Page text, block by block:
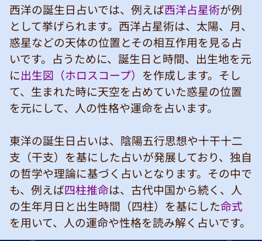
西洋の誕生日占いでは、例えば西洋占星術が例
として挙げられます。西洋占星術は、太陽、月、
惑星などの天体の位置とその相互作用を見る占
いです。占うために、誕生日と時間、出生地を元
に出生図（ホロスコープ） を作成します。そし
て、生まれた時に天空を占めていた惑星の位置
を元にして、人の性格や運命を占います。
東洋の誕生日占いは、陰陽五行思想や十干十二
支（干支）を基にした占いが発展しており、独自
の哲学や理論に基づく占いとなります。その中で
も、例えば四柱推命は、古代中国から続く、人
の生年月日と出生時間（四柱）を基にした命式
を用いて、人の運命や性格を読み解く占いです。